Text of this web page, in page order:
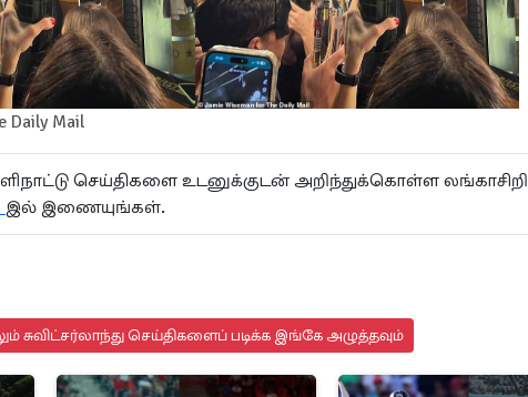
Daily Mail
செய்திகளை உடனுக்குடன் அறிந்துக்கொள்ள லங்காசிறி
இல் இணையுங்கள்.
சுவிட்சர்லாந்து செய்திகளைப் படிக்க இங்கே அழுத்தவும்